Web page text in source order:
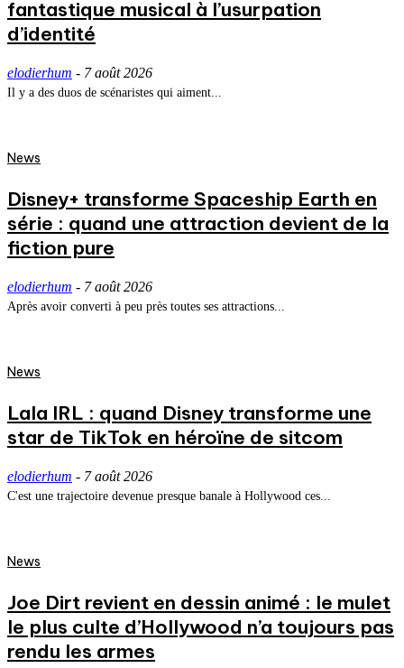
fantastique musical à l’usurpation
d’identité
elodierhum - 7 août 2026
Il y a des duos de scénaristes qui aiment...
News
Disney+ transforme Spaceship Earth en
série : quand une attraction devient de la
fiction pure
elodierhum - 7 août 2026
Après avoir converti à peu près toutes ses attractions...
News
Lala IRL : quand Disney transforme une
star de TikTok en héroïne de sitcom
elodierhum - 7 août 2026
C'est une trajectoire devenue presque banale à Hollywood ces...
News
Joe Dirt revient en dessin animé : le mulet
le plus culte d’Hollywood n’a toujours pas
rendu les armes